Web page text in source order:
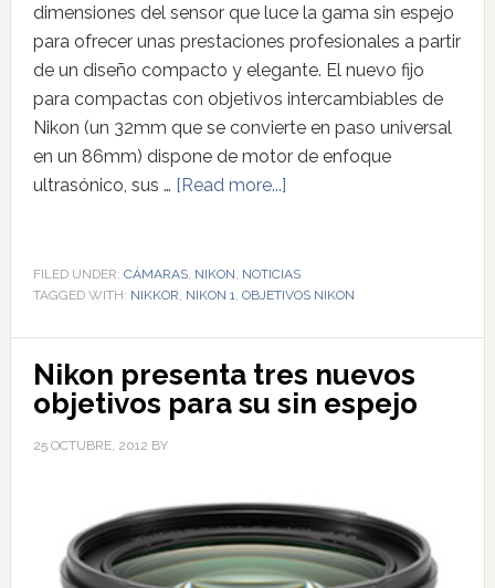
dimensiones del sensor que luce la gama sin espejo
para ofrecer unas prestaciones profesionales a partir
de un diseño compacto y elegante. El nuevo fijo
para compactas con objetivos intercambiables de
Nikon (un 32mm que se convierte en paso universal
en un 86mm) dispone de motor de enfoque
ultrasónico, sus … [Read more...]
FILED UNDER: CÁMARAS, NIKON NOTICIAS
TAGGED WITH: NIKKOR NIKON 1 OBJETIVOS NIKON
Nikon presenta tres nuevos
objetivos para su sin espejo
25 OCTUBRE, 2012 BY